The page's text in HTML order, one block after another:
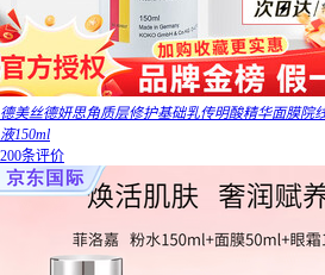
德美丝德妍思角质层修护基础乳传明酸精华面膜院
液150ml
200条评价